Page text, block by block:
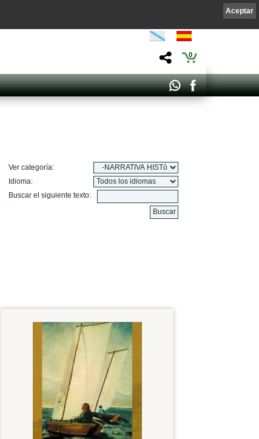
0
Ver categoría:
Idioma:
Buscar el siguiente texto:
Aceptar